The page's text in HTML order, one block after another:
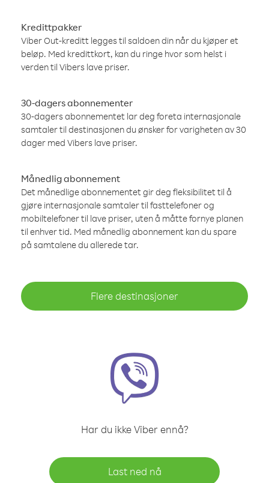
Kredittpakker
Viber Out-kreditt legges til saldoen din når du kjøper et
beløp. Med kredittkort, kan du ringe hvor som helst i
verden til Vibers lave priser.
30-dagers abonnementer
30-dagers abonnementet lar deg foreta internasjonale
samtaler til destinasjonen du ønsker for varigheten av 30
dager med Vibers lave priser.
Månedlig abonnement
Det månedlige abonnementet gir deg fleksibilitet til å
gjøre internasjonale samtaler til fasttelefoner og
mobiltelefoner til lave priser, uten å måtte fornye planen
til enhver tid. Med månedlig abonnement kan du spare
på samtalene du allerede tar.
Flere destinasjoner
Har du ikke Viber ennå?
Last ned nå